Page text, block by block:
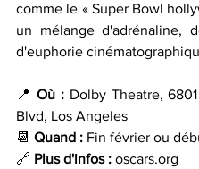
comme le « Super Bowl
un mélange d'adrénaline,
d'euphorie
📍 Où : Dolby Theatre,
Blvd, Los Angeles
📆 Quand : Fin février ou
🔗 Plus d'infos : oscars.org